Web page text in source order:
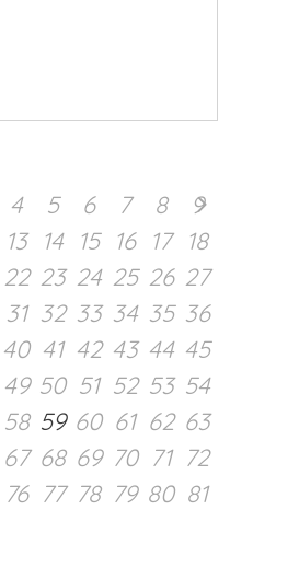
4 5 6 7 8
9
13 14 15 16 17
18
22 23 24 25 26 27
31 32 33 34 35 36
40 41 42 43 44 45
49 50 51 52 53 54
58 59 60 61 62 63
67 68 69 70 71 72
76 77 78 79 80 81